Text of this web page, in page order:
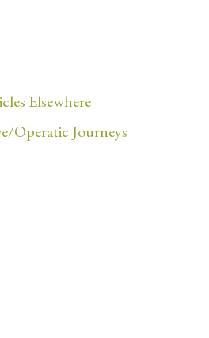
Elsewhere
Operatic Journeys